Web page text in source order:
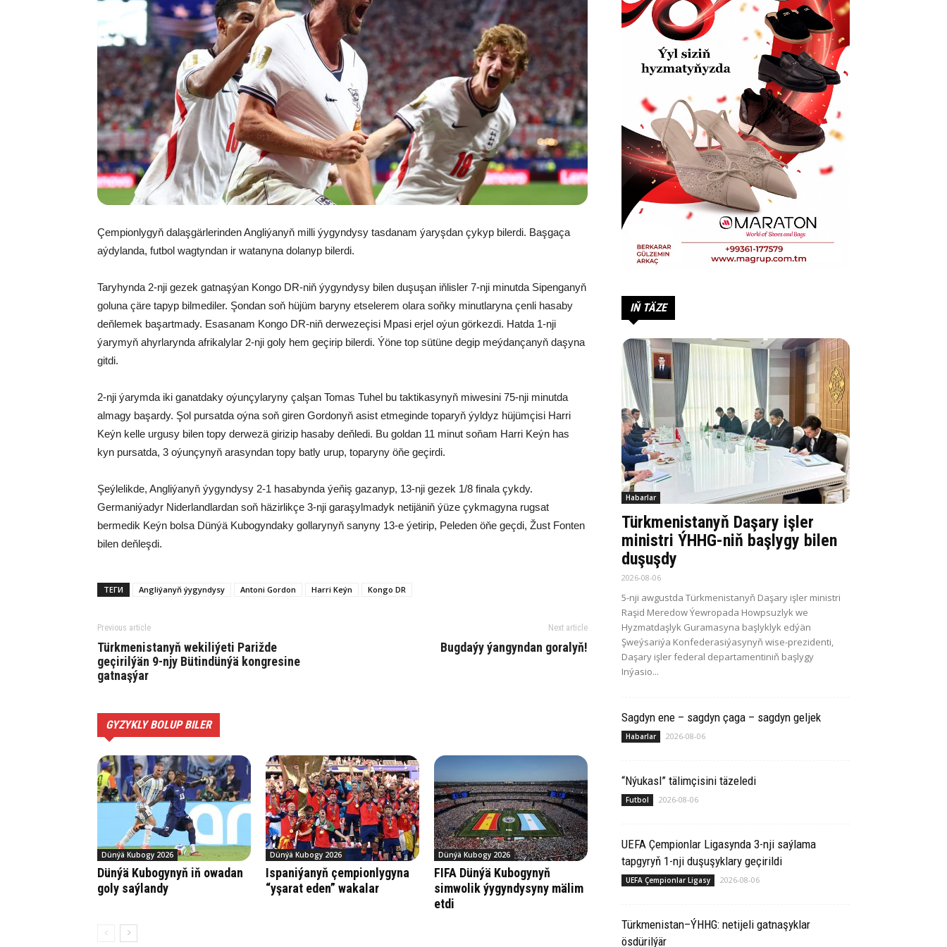
Çempionlygyň dalaşgärlerinden Angliýanyň milli ýygyndysy tasdanam ýaryşdan çykyp bilerdi. Başgaça
aýdylanda, futbol wagtyndan ir watanyna dolanyp bilerdi.
Taryhynda 2-nji gezek gatnaşýan Kongo DR-niň ýygyndysy bilen duşuşan iňlisler 7-nji minutda Sipenganyň
goluna çäre tapyp bilmediler. Şondan soň hüjüm baryny etselerem olara soňky minutlaryna çenli hasaby
deňlemek başartmady. Esasanam Kongo DR-niň derwezeçisi Mpasi erjel oýun görkezdi. Hatda 1-nji
ýarymyň ahyrlarynda afrikalylar 2-nji goly hem geçirip bilerdi. Ýöne top sütüne degip meýdançanyň daşyna
gitdi.
2-nji ýarymda iki ganatdaky oýunçylaryny çalşan Tomas Tuhel bu taktikasynyň miwesini 75-nji minutda
almagy başardy. Şol pursatda oýna soň giren Gordonyň asist etmeginde toparyň ýyldyz hüjümçisi Harri
Keýn kelle urgusy bilen topy derwezä girizip hasaby deňledi. Bu goldan 11 minut soňam Harri Keýn has
kyn pursatda, 3 oýunçynyň arasyndan topy batly urup, toparyny öňe geçirdi.
Şeýlelikde, Angliýanyň ýygyndysy 2-1 hasabynda ýeňiş gazanyp, 13-nji gezek 1/8 finala çykdy.
Germaniýadyr Niderlandlardan soň häzirlikçe 3-nji garaşylmadyk netijäniň ýüze çykmagyna rugsat
bermedik Keýn bolsa Dünýä Kubogyndaky gollarynyň sanyny 13-e ýetirip, Peleden öňe geçdi, Žust Fonten
bilen deňleşdi.
ТЕГИ Angliýanyň ýygyndysy Antoni Gordon Harri Keýn Kongo DR
Previous article
Türkmenistanyň wekiliýeti Parižde
geçirilýän 9-njy Bütindünýä kongresine
gatnaşýar
Next article
Bugdaýy ýangyndan goralyň!
GYZYKLY BOLUP BILER
Dünýä Kubogy 2026
Dünýä Kubogynyň iň owadan
goly saýlandy
Dünýä Kubogy 2026
Ispaniýanyň çempionlygyna
“yşarat eden” wakalar
Dünýä Kubogy 2026
FIFA Dünýä Kubogynyň
simwolik ýygyndysyny mälim
etdi
IŇ TÄZE
Habarlar
Türkmenistanyň Daşary işler
ministri ÝHHG-niň başlygy bilen
duşuşdy
2026-08-06
5-nji awgustda Türkmenistanyň Daşary işler ministri
Raşid Meredow Ýewropada Howpsuzlyk we
Hyzmatdaşlyk Guramasyna başlyklyk edýän
Şweýsariýa Konfederasiýasynyň wise-prezidenti,
Daşary işler federal departamentiniň başlygy
Inýasio...
Sagdyn ene – sagdyn çaga – sagdyn geljek
Habarlar 2026-08-06
“Nýukasl” tälimçisini täzeledi
Futbol 2026-08-06
UEFA Çempionlar Ligasynda 3-nji saýlama
tapgyryň 1-nji duşuşyklary geçirildi
UEFA Çempionlar Ligasy 2026-08-06
Türkmenistan–ÝHHG: netijeli gatnaşyklar
ösdürilýär